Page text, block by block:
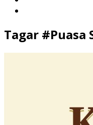
Tagar #Puasa